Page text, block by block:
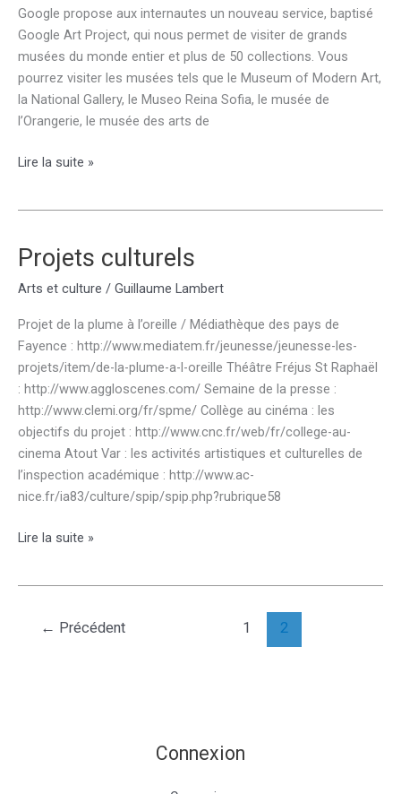
Google propose aux internautes un nouveau service, baptisé
Google Art Project, qui nous permet de visiter de grands
musées du monde entier et plus de 50 collections. Vous
pourrez visiter les musées tels que le Museum of Modern Art,
la National Gallery, le Museo Reina Sofia, le musée de
l’Orangerie, le musée des arts de
Google
Lire la suite »
Projets culturels
Arts et culture / Guillaume Lambert
Projet de la plume à l’oreille / Médiathèque des pays de
Fayence : http://www.mediatem.fr/jeunesse/jeunesse-les-
projets/item/de-la-plume-a-l-oreille Théâtre Fréjus St Raphaël
: http://www.aggloscenes.com/ Semaine de la presse :
http://www.clemi.org/fr/spme/ Collège au cinéma : les
objectifs du projet : http://www.cnc.fr/web/fr/college-au-
cinema Atout Var : les activités artistiques et culturelles de
l’inspection académique : http://www.ac-
nice.fr/ia83/culture/spip/spip.php?rubrique58
Projets
Lire la suite »
← Précédent 1 2
Connexion